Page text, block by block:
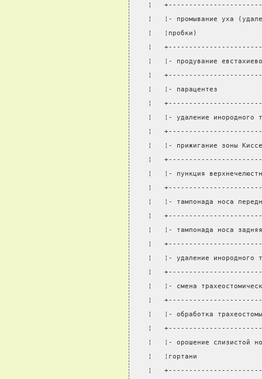
¦
¦   ¦- промывание уха
¦   ¦пробки)
¦
¦   ¦- продувание
¦
¦   ¦- парацентез
¦
¦   ¦- удаление
¦
¦   ¦- прижигание зоны
¦
¦   ¦- пункция
¦
¦   ¦- тампонада носа
¦
¦   ¦- тампонада носа
¦
¦   ¦- удаление
¦
¦   ¦- смена
¦
¦   ¦- обработка
¦
¦   ¦- орошение
¦   ¦гортани
¦